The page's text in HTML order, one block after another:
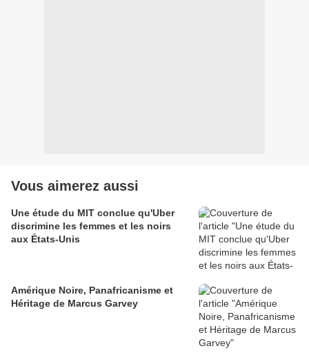
Vous aimerez aussi
Une étude du MIT conclue qu'Uber
discrimine les femmes et les noirs
aux États-Unis
Amérique Noire, Panafricanisme et
Héritage de Marcus Garvey